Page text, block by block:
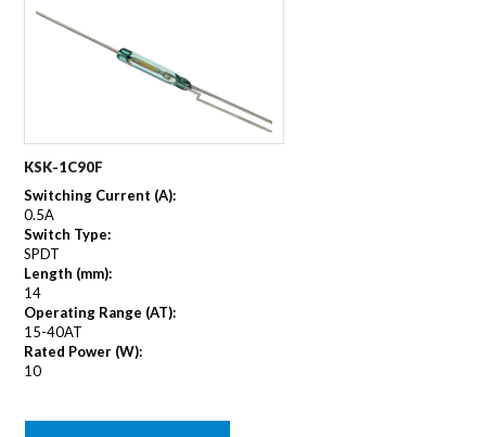
KSK-1C90F
Switching Current (A):
0.5A
Switch Type:
SPDT
Length (mm):
14
Operating Range (AT):
15-40AT
Rated Power (W):
10